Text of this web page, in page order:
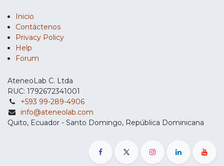
Inicio
Contáctenos
Privacy Policy
Help
Forum
AteneoLab C. Ltda
RUC: 1792672341001
+593 99-289-4906
info@ateneolab.com
Quito, Ecuador - Santo Domingo, República Dominicana